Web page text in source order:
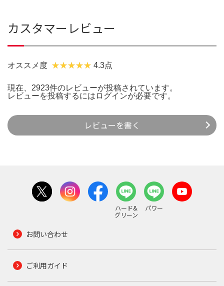
カスタマーレビュー
オススメ度 4.3点
現在、2923件のレビューが投稿されています。
レビューを投稿するには ログインが必要です。
レビューを書く
ハード&
グリーン
パワー
お問い合わせ
ご利用ガイド